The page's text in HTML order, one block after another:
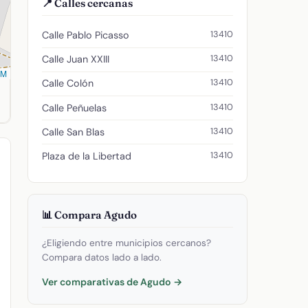
Código postal: 13410.
📍 Calles cercanas
Calle Pablo Picasso 13410
Calle Juan XXIII 13410
Calle Colón 13410
Calle Peñuelas 13410
Calle San Blas 13410
Plaza de la Libertad 13410
📊 Compara Agudo
¿Eligiendo entre municipios cercanos?
Compara datos lado a lado.
Ver comparativas de Agudo →